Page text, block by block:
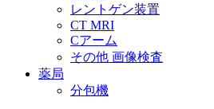
レントゲン装置
CT MRI
Cアーム
その他 画像検査
薬局
分包機